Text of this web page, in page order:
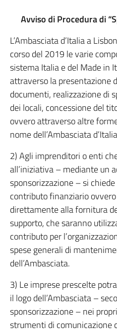
Avviso di Procedura di
L’Ambasciata d’Italia a
corso del 2019 le varie
sistema Italia e del Made in
attraverso la presentazione
documenti, realizzazione di
dei locali, concessione del
ovvero attraverso altre
nome dell’Ambasciata
2) Agli imprenditori o enti
all’iniziativa – mediante un
sponsorizzazione – si
contributo finanziario
direttamente alla fornitura
supporto, che saranno
contributo per
spese generali di
dell’Ambasciata.
3) Le imprese prescelte
il logo dell’Ambasciata –
sponsorizzazione – nei
strumenti di comunicazione